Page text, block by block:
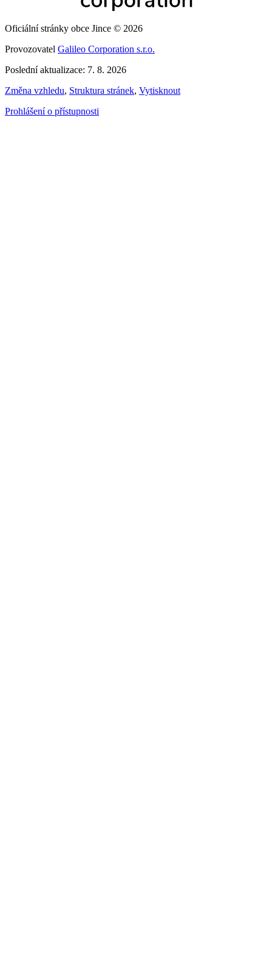
Oficiální stránky obce Jince © 2026
Provozovatel Galileo Corporation s.r.o.
Poslední aktualizace: 7. 8. 2026
Změna vzhledu, Struktura stránek, Vytisknout
Prohlášení o přístupnosti